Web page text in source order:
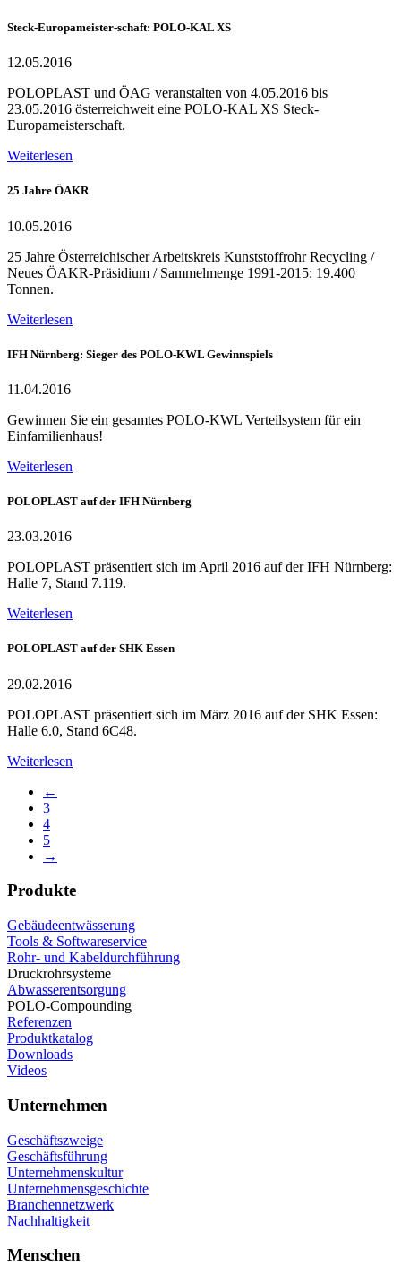
Steck-Europameister-schaft: POLO-KAL XS
12.05.2016
POLOPLAST und ÖAG veranstalten von 4.05.2016 bis
23.05.2016 österreichweit eine POLO-KAL XS Steck-
Europameisterschaft.
Weiterlesen
25 Jahre ÖAKR
10.05.2016
25 Jahre Österreichischer Arbeitskreis Kunststoffrohr Recycling /
Neues ÖAKR-Präsidium / Sammelmenge 1991-2015: 19.400
Tonnen.
Weiterlesen
IFH Nürnberg: Sieger des POLO-KWL Gewinnspiels
11.04.2016
Gewinnen Sie ein gesamtes POLO-KWL Verteilsystem für ein
Einfamilienhaus!
Weiterlesen
POLOPLAST auf der IFH Nürnberg
23.03.2016
POLOPLAST präsentiert sich im April 2016 auf der IFH Nürnberg:
Halle 7, Stand 7.119.
Weiterlesen
POLOPLAST auf der SHK Essen
29.02.2016
POLOPLAST präsentiert sich im März 2016 auf der SHK Essen:
Halle 6.0, Stand 6C48.
Weiterlesen
←
3
4
5
→
Produkte
Gebäudeentwässerung
Tools & Softwareservice
Rohr- und Kabeldurchführung
Druckrohrsysteme
Abwasserentsorgung
POLO-Compounding
Referenzen
Produktkatalog
Downloads
Videos
Unternehmen
Geschäftszweige
Geschäftsführung
Unternehmenskultur
Unternehmensgeschichte
Branchennetzwerk
Nachhaltigkeit
Menschen